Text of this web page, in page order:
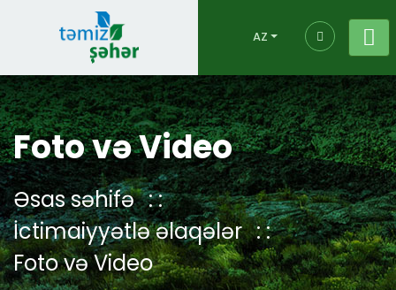
AZ
Foto və Video
Əsas səhifə
İctimaiyyətlə əlaqələr
Foto və Video